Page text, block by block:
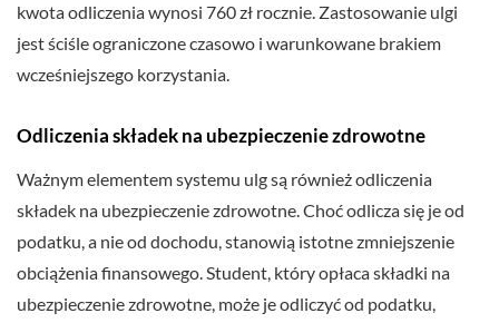
kwota odliczenia wynosi 760 zł rocznie. Zastosowanie ulgi
jest ściśle ograniczone czasowo i warunkowane brakiem
wcześniejszego korzystania.
Odliczenia składek na ubezpieczenie zdrowotne
Ważnym elementem systemu ulg są również odliczenia
składek na ubezpieczenie zdrowotne. Choć odlicza się je od
podatku, a nie od dochodu, stanowią istotne zmniejszenie
obciążenia finansowego. Student, który opłaca składki na
ubezpieczenie zdrowotne, może je odliczyć od podatku,